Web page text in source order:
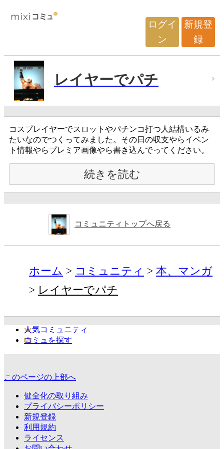
ログイ
ン
新規登
録
レイヤーでパチ
コスプレイヤーでスロットやパチンコ打つ人結構いるみ
たいなのでつくってみました。その日の収支やらイベン
ト情報やらプレミア画像やら書き込んでってください。
続きを読む
コミュニティトップへ戻る
ホーム コミュニティ
本、マンガ
レイヤーでパチ
人気コミュニティ
コミュを探す
このページの上部へ
健全化の取り組み
プライバシーポリシー
新規登録
利用規約
ライセンス